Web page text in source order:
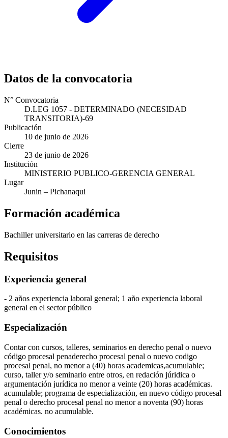
Datos de la convocatoria
N° Convocatoria
D.LEG 1057 - DETERMINADO (NECESIDAD
TRANSITORIA)-69
Publicación
10 de junio de 2026
Cierre
23 de junio de 2026
Institución
MINISTERIO PUBLICO-GERENCIA GENERAL
Lugar
Junin – Pichanaqui
Formación académica
Bachiller universitario en las carreras de derecho
Requisitos
Experiencia general
- 2 años experiencia laboral general; 1 año experiencia laboral
general en el sector público
Especialización
Contar con cursos, talleres, seminarios en derecho penal o nuevo
código procesal penaderecho procesal penal o nuevo codigo
procesal penal, no menor a (40) horas academicas,acumulable;
curso, taller y/o seminario entre otros, en redación júridica o
argumentación jurídica no menor a veinte (20) horas académicas.
acumulable; programa de especialización, en nuevo código procesal
penal o derecho procesal penal no menor a noventa (90) horas
académicas. no acumulable.
Conocimientos